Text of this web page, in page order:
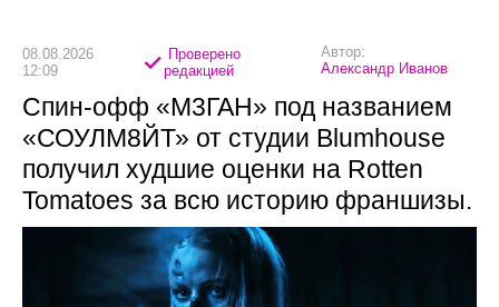
08.08.2026
12:09
Проверено
редакцией
Автор:
Александр Иванов
Спин-офф «М3ГАН» под названием
«СОУЛМ8ЙТ» от студии Blumhouse
получил худшие оценки на Rotten
Tomatoes за всю историю франшизы.